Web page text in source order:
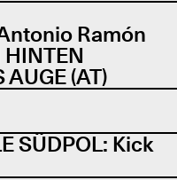
Ramón
(AT)
SÜDPOL: Kick